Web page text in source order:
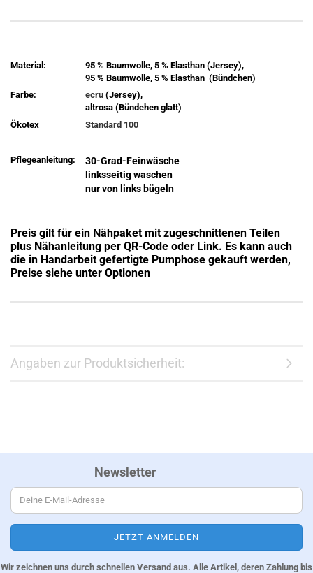
Material:
95 % Baumwolle, 5 % Elasthan (Jersey),
95 % Baumwolle, 5 % Elasthan (Bündchen)
Farbe:
ecru (Jersey),
altrosa (Bündchen glatt)
Ökotex
Standard 100
Pflegeanleitung:
30-Grad-Feinwäsche
linksseitig waschen
nur von links bügeln
Preis gilt für ein Nähpaket mit zugeschnittenen Teilen
plus Nähanleitung per QR-Code oder Link. Es kann auch
die in Handarbeit gefertigte Pumphose gekauft werden,
Preise siehe unter Optionen
Angaben zur Produktsicherheit:
Newsletter
Wir zeichnen uns durch schnellen Versand aus. Alle Artikel, deren Zahlung bis